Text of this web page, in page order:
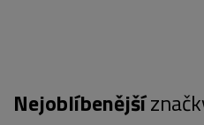
Nejoblíbenější